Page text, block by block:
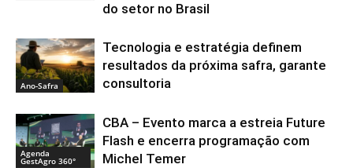
do setor no Brasil
Ano-Safra
Tecnologia e estratégia definem
resultados da próxima safra, garante
consultoria
Agenda
GestAgro 360°
CBA – Evento marca a estreia Future
Flash e encerra programação com
Michel Temer